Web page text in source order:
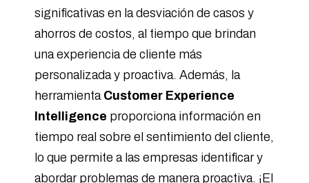
significativas en la desviación de casos y
ahorros de costos, al tiempo que brindan
una experiencia de cliente más
personalizada y proactiva. Además, la
herramienta Customer Experience
Intelligence proporciona información en
tiempo real sobre el sentimiento del cliente,
lo que permite a las empresas identificar y
abordar problemas de manera proactiva. ¡El